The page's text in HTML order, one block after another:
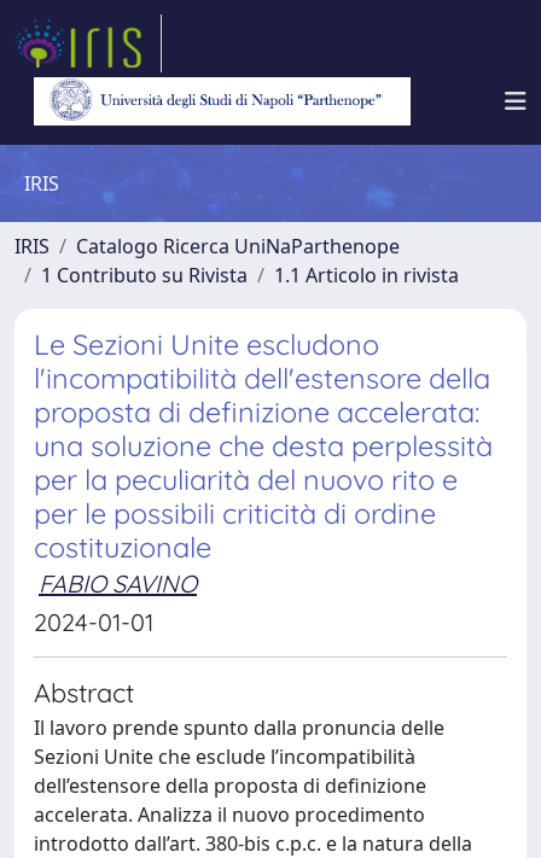
IRIS
IRIS
Catalogo Ricerca UniNaParthenope
1 Contributo su Rivista
1.1 Articolo in rivista
Le Sezioni Unite escludono
l'incompatibilità dell'estensore della
proposta di definizione accelerata:
una soluzione che desta perplessità
per la peculiarità del nuovo rito e
per le possibili criticità di ordine
costituzionale
FABIO SAVINO
2024-01-01
Abstract
Il lavoro prende spunto dalla pronuncia delle
Sezioni Unite che esclude l’incompatibilità
dell’estensore della proposta di definizione
accelerata. Analizza il nuovo procedimento
introdotto dall’art. 380-bis c.p.c. e la natura della